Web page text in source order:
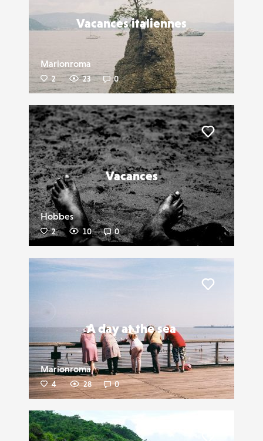
Vacances italiennes
Marionroma
2 23 0
Vacances
Hobbes
2 10 0
Liker
A day at the sea
Marionroma
4 28 0